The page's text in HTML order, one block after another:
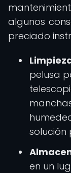
algunos
preciado
pelusa
solución
en un